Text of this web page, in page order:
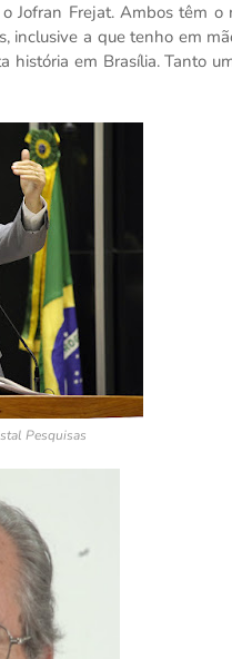
Jofran Frejat. Ambos têm
inclusive a que tenho em
história em Brasília. Tanto
Pesquisas